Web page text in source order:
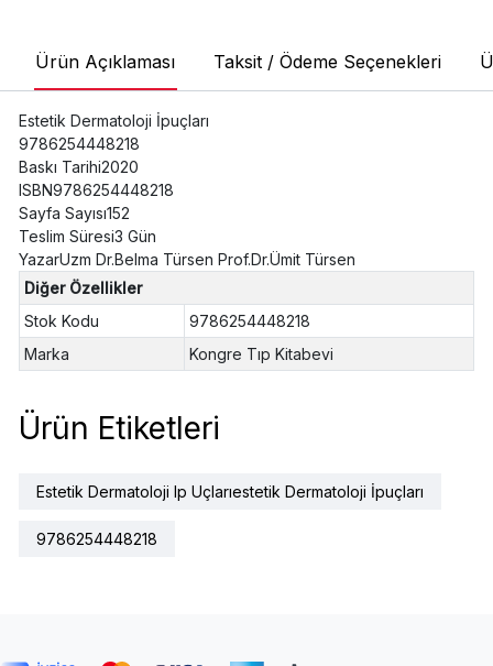
Ürün Açıklaması Taksit / Ödeme Seçenekleri
Estetik Dermatoloji İpuçları
9786254448218
Baskı Tarihi2020
ISBN9786254448218
Sayfa Sayısı152
Teslim Süresi3 Gün
YazarUzm Dr.Belma Türsen Prof.Dr.Ümit Türsen
Diğer Özellikler
Stok Kodu
9786254448218
Marka
Kongre Tıp Kitabevi
Ürün Etiketleri
Estetik Dermatoloji Ip Uçlarıestetik Dermatoloji İpuçları
9786254448218